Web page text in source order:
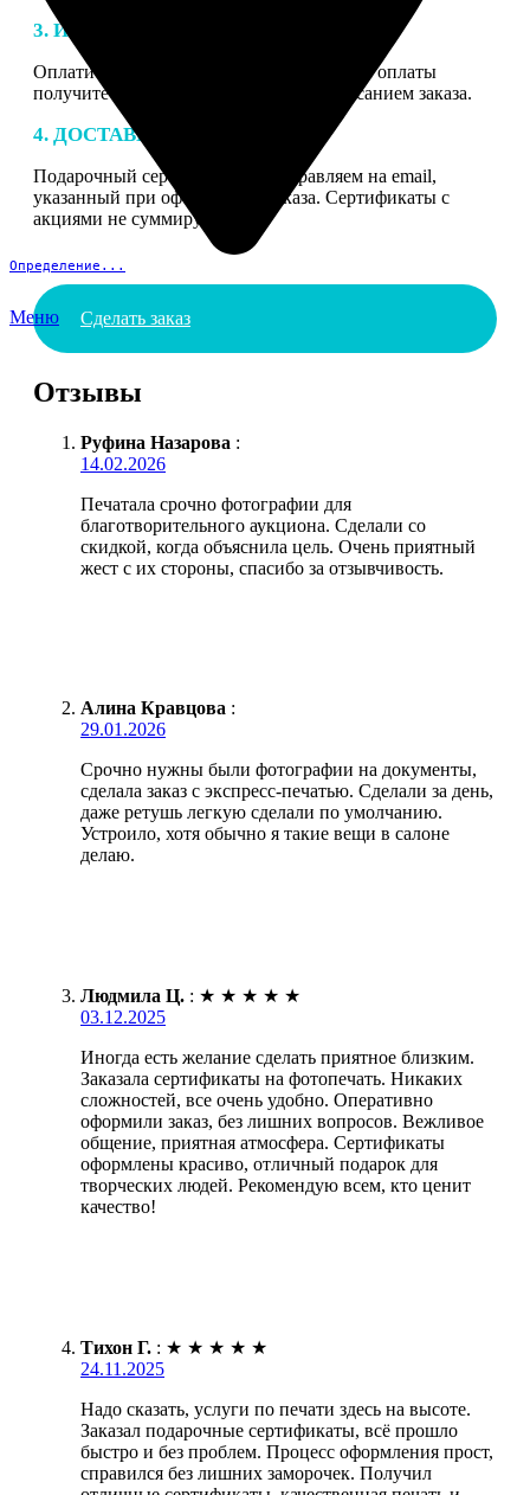
Определение...
Меню
3. ИЗГОТОВЛЕНИЕ
Оплатите заказ банковской картой. После оплаты
получите подтверждение на email с описанием заказа.
4. ДОСТАВКА И ОПЛАТА
Подарочный сертификат мы отправляем на email,
указанный при оформлении заказа. Сертификаты с
акциями не суммируются.
Сделать заказ
Отзывы
Руфина Назарова :
14.02.2026
Печатала срочно фотографии для
благотворительного аукциона. Сделали со
скидкой, когда объяснила цель. Очень приятный
жест с их стороны, спасибо за отзывчивость.
Алина Кравцова :
29.01.2026
Срочно нужны были фотографии на документы,
сделала заказ с экспресс-печатью. Сделали за день,
даже ретушь легкую сделали по умолчанию.
Устроило, хотя обычно я такие вещи в салоне
делаю.
Людмила Ц. : ★ ★ ★ ★ ★
03.12.2025
Иногда есть желание сделать приятное близким.
Заказала сертификаты на фотопечать. Никаких
сложностей, все очень удобно. Оперативно
оформили заказ, без лишних вопросов. Вежливое
общение, приятная атмосфера. Сертификаты
оформлены красиво, отличный подарок для
творческих людей. Рекомендую всем, кто ценит
качество!
Тихон Г. : ★ ★ ★ ★ ★
24.11.2025
Надо сказать, услуги по печати здесь на высоте.
Заказал подарочные сертификаты, всё прошло
быстро и без проблем. Процесс оформления прост,
справился без лишних заморочек. Получил